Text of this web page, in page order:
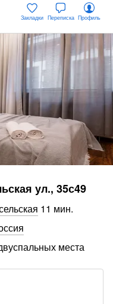
Закладки Переписка Профиль
ул., 35с49
11 мин.
места